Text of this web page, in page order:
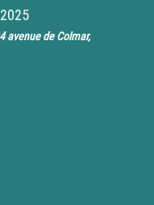
avenue de Colmar,